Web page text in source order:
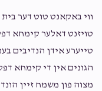
ווי באקאנט טוט דער
טויזנט דאלער קימחא
טייערע אידן הנדיבים
הגונים אין די קימחא
מצוה פון משמח זיין